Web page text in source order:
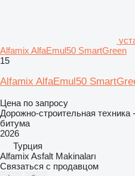
Alfamix AlfaEmul50 SmartGreen
15
Alfamix AlfaEmul50
Цена по запросу
Дорожно-строительная техника
битума
2026
Турция
Alfamix Asfalt Makinaları
Связаться с продавцом